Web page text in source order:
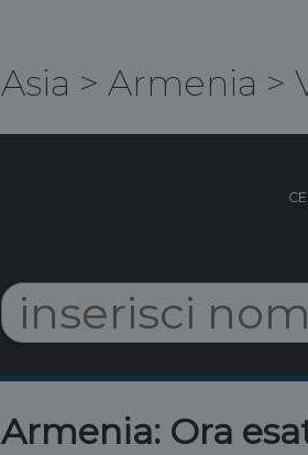
Asia > Armenia >
Armenia: Ora